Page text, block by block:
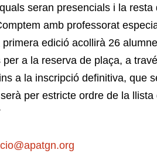
seran presencials i la
amb professorat
edició acollirà 26
a la reserva de plaça, a
a la inscripció definitiva, que
per estricte ordre de la